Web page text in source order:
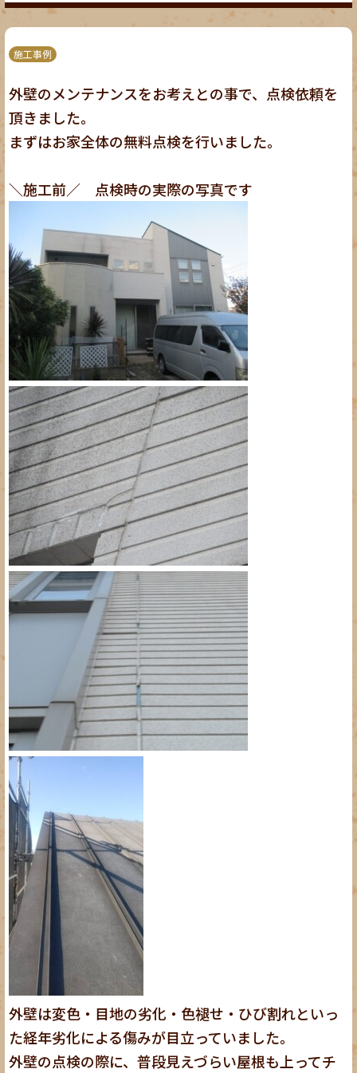
施工事例
外壁のメンテナンスをお考えとの事で、点検依頼を
頂きました。
まずはお家全体の無料点検を行いました。
＼施工前／ 点検時の実際の写真です
外壁は変色・目地の劣化・色褪せ・ひび割れといっ
た経年劣化による傷みが目立っていました。
外壁の点検の際に、普段見えづらい屋根も上ってチ